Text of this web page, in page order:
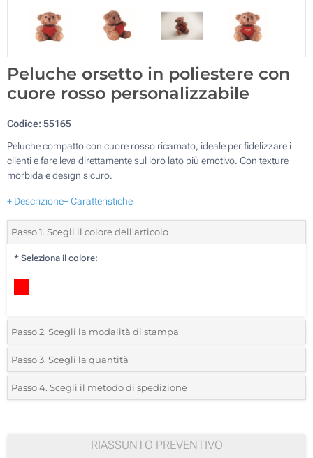
Peluche orsetto in poliestere con
cuore rosso personalizzabile
Codice:55165
Peluche compatto con cuore rosso ricamato, ideale per fidelizzare i
clienti e fare leva direttamente sul loro lato più emotivo. Con texture
morbida e design sicuro.
+ Descrizione+ Caratteristiche
Passo 1. Scegli il colore dell'articolo
* Seleziona il colore:
Passo 2. Scegli la modalità di stampa
*Seleziona la posizione di stampa e il colore del vostro logo:
1 Colore (Davanti)
3 Colori (Davanti)
Passo 3. Scegli la quantità
*Quantità desiderata:
Passo 4. Scegli il metodo di spedizione
RIASSUNTO PREVENTIVO